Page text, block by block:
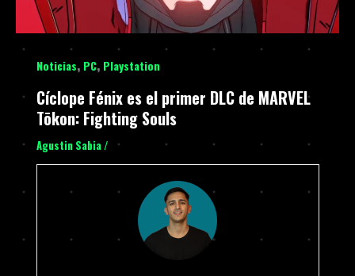
Noticias, PC, Playstation
Cíclope Fénix es el primer DLC de MARVEL
Tōkon: Fighting Souls
Agustin Sabia /